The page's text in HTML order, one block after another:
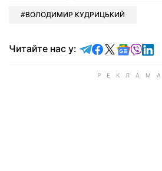
ВОЛОДИМИР КУДРИЦЬКИЙ
Читайте нас у: Читайте у
Читайте у
Читайте у